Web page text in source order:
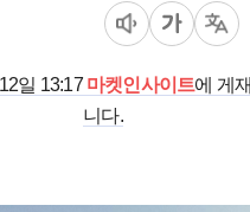
일 13:17 마켓인사이트에 게
니다.